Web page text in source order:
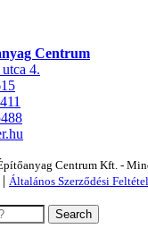
Centrum
4.
Centrum Kft. -
Általános Szerződési
Search